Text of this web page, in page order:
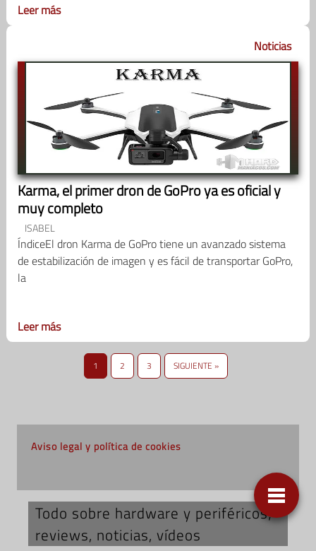
Leer más
Noticias
Karma, el primer dron de GoPro ya es oficial y
muy completo
ISABEL
ÍndiceEl dron Karma de GoPro tiene un avanzado sistema
de estabilización de imagen y es fácil de transportar GoPro,
la
Leer más
1 2 3 SIGUIENTE »
Aviso legal y política de cookies
Todo sobre hardware y periféricos;
reviews, noticias, vídeos